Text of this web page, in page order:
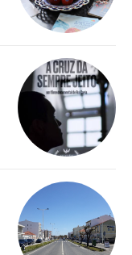
para